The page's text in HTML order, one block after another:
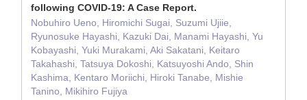
following COVID-19: A Case Report.
Nobuhiro Ueno, Hiromichi Sugai, Suzumi Ujiie,
Ryunosuke Hayashi, Kazuki Dai, Manami Hayashi, Yu
Kobayashi, Yuki Murakami, Aki Sakatani, Keitaro
Takahashi, Tatsuya Dokoshi, Katsuyoshi Ando, Shin
Kashima, Kentaro Moriichi, Hiroki Tanabe, Mishie
Tanino, Mikihiro Fujiya